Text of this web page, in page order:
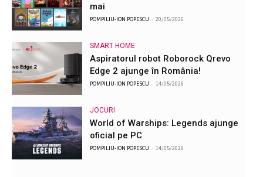
mai
POMPILIU-ION POPESCU - 20/05/2026
SMART HOME
Aspiratorul robot Roborock Qrevo
Edge 2 ajunge în România!
POMPILIU-ION POPESCU - 14/05/2026
JOCURI
World of Warships: Legends ajunge
oficial pe PC
POMPILIU-ION POPESCU - 14/05/2026